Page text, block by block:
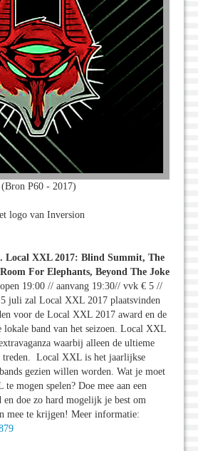
(Bron P60 - 2017)
logo van Inversion
Local XXL 2017: Blind Summit, The
For Elephants, Beyond The Joke
19:00 // aanvang 19:30// vvk € 5 //
juli zal Local XXL 2017 plaatsvinden
voor de Local XXL 2017 award en de
lokale band van het seizoen. Local XXL
waarbij alleen de ultieme
treden. Local XXL is het jaarlijkse
gezien willen worden. Wat je moet
mogen spelen? Doe mee aan een
doe zo hard mogelijk je best om
mee te krijgen! Meer informatie: